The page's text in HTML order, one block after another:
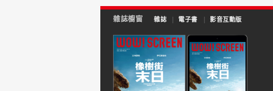
雜誌櫥窗 雜誌 | 電子書 | 影音互動版